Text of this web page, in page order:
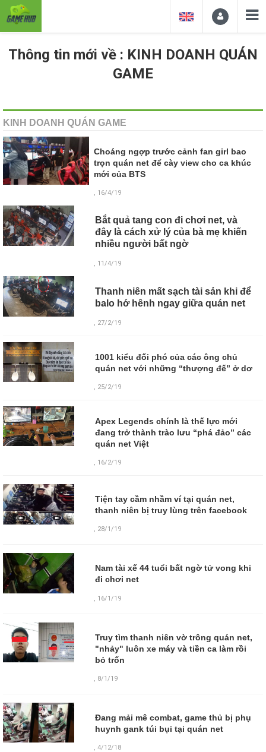
Thông tin mới về : KINH DOANH QUÁN
GAME
KINH DOANH QUÁN GAME
Choáng ngợp trước cảnh fan girl bao
trọn quán net để cày view cho ca khúc
mới của BTS
, 16/4/19
Bắt quả tang con đi chơi net, và
đây là cách xử lý của bà mẹ khiến
nhiều người bất ngờ
, 11/4/19
Thanh niên mất sạch tài sản khi để
balo hớ hênh ngay giữa quán net
, 27/2/19
1001 kiểu đối phó của các ông chủ
quán net với những “thượng đế” ở dơ
, 25/2/19
Apex Legends chính là thế lực mới
đang trở thành trào lưu “phá đảo” các
quán net Việt
, 16/2/19
Tiện tay cầm nhầm ví tại quán net,
thanh niên bị truy lùng trên facebook
, 28/1/19
Nam tài xế 44 tuổi bất ngờ tử vong khi
đi chơi net
16/1/19
Truy tìm thanh niên vờ trông quán net,
"nhảy" luôn xe máy và tiền ca làm rồi
bỏ trốn
, 8/1/19
Đang mải mê combat, game thủ bị phụ
huynh gank túi bụi tại quán net
,4/12/18